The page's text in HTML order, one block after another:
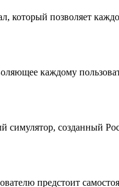
который позволяет
каждому
симулятор, созданный
предстоит